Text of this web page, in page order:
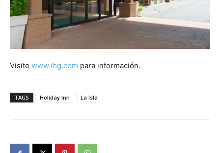
Visite www.ihg.com para información.
TAGS Holiday Inn La Isla